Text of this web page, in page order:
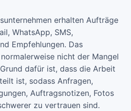
erhalten Aufträge
WhatsApp, SMS,
Empfehlungen. Das
nicht der Mangel
dafür ist, dass die Arbeit
ist, sodass Anfragen,
Auftragsnotizen, Fotos
zu vertrauen sind.